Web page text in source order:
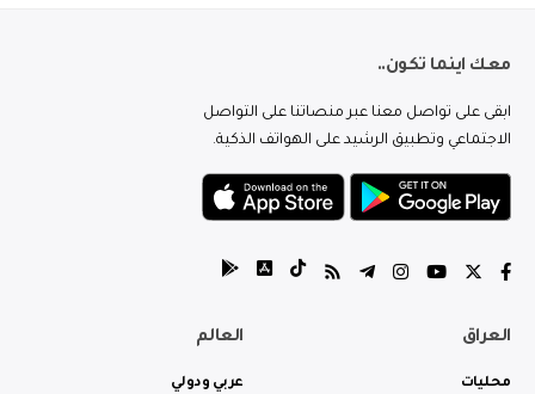
معك اينما تكون..
ابقى على تواصل معنا عبر منصاتنا على التواصل
الاجتماعي وتطبيق الرشيد على الهواتف الذكية.
العراق
محليات
العالم
عربي ودولي